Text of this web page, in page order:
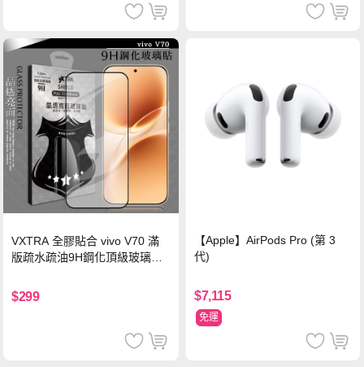
VXTRA 全膠貼合 vivo V70 滿
版疏水疏油9H鋼化頂級玻璃貼
$299
【Apple】AirPods Pro (第 3
代)
$7,115
免運